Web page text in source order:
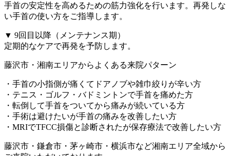
手首の安定性を高めるための筋力強化を行います。再発しな
い手首の使い方をご指導します。
▼ 9回目以降（メンテナンス期）
定期的なケアで再発を予防します。
藤沢市・湘南エリアからよくある来院パターン
・手首の小指側が痛くてドアノブや雑巾絞りが辛い方
・テニス・ゴルフ・バドミントンで手首を痛めた方
・転倒して手首をついてから痛みが続いている方
・手術は避けたいが手首の痛みを改善したい方
・MRIでTFCC損傷と診断されたが保存療法で改善したい方
藤沢市・鎌倉市・茅ヶ崎市・横浜市など湘南エリア全域から